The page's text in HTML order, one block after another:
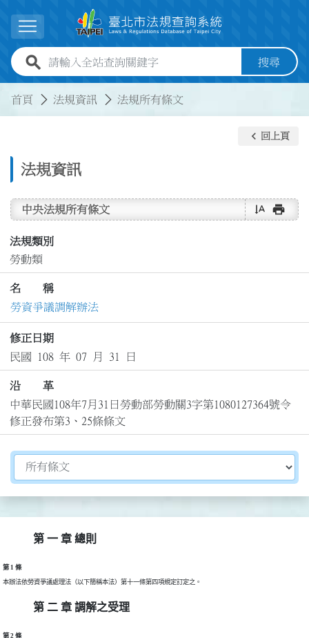
展開選單
全站查詢關鍵字欄位 搜尋
首頁 法規資訊 法規所有條文
法規資訊
keyboard_arrow_left 回上頁
中央法規所有條文 text_rotate_vertical print
法規類別
勞動類
名 稱
勞資爭議調解辦法
修正日期
民國 108 年 07 月 31 日
沿 革
中華民國108年7月31日勞動部勞動關3字第1080127364號令
修正發布第3、25條條文
切換選擇法規資訊內容
第 一 章 總則
第 1 條
本辦法依勞資爭議處理法（以下簡稱本法）第十一條第四項規定訂定之。
第 二 章 調解之受理
第 2 條